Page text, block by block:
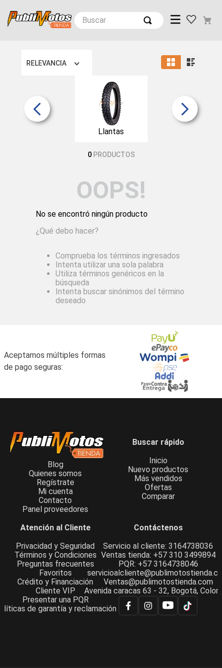
Buscar
RELEVANCIA
Llantas
0 PRODUCTOS
OOPS!
No se encontró ningún producto
¿Qué debo hacer?
Comprueba los términos ingresados
Intenta utilizar una sola palabra
Utiliza términos genéricos en la
búsqueda
Intenta buscar sinónimos del término
deseado
Aceptamos múltiples formas
de pago seguras:
Blog
Quienes somos
Regístrate
Mi cuenta
Contacto
Panel proveedores
Buscar rápido
Inicio
Nuevo productos
Más vendidos
Ofertas
Comparar
Atención al Cliente
Privacidad y Seguridad
Términos y Condiciones
Preguntas frecuentes
Favoritos
Crédito y Financiación
Cliente VIP
Presentar una PQR
de garantía y reclamación
Contáctenos
Servicio al cliente: 3164738036
Ventas tienda: +57 310 3499894
PQR: +57 3164738046
Ventas@publimotostienda.com
Avenida caracas 63 - 32, Bogotá,